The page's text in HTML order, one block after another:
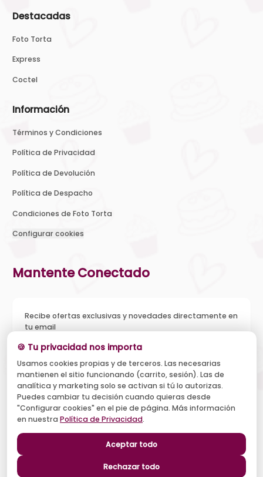
Destacadas
Foto Torta
Express
Coctel
Información
Términos y Condiciones
Política de Privacidad
Política de Devolución
Política de Despacho
Condiciones de Foto Torta
Configurar cookies
Mantente Conectado
Recibe ofertas exclusivas y novedades directamente en
tu email
Acepto recibir novedades y ofertas, y el tratamiento de mi
email según la Política de Privacidad . Puedo darme de baja
cuando quiera.
Suscribirse
🍪 Tu privacidad nos importa
Usamos cookies propias y de terceros. Las necesarias
mantienen el sitio funcionando (carrito, sesión). Las de
analítica y marketing solo se activan si tú lo autorizas.
Puedes cambiar tu decisión cuando quieras desde
"Configurar cookies" en el pie de página. Más información
en nuestra Política de Privacidad.
Aceptar todo
Rechazar todo